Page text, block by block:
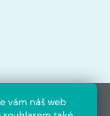
vám náš web